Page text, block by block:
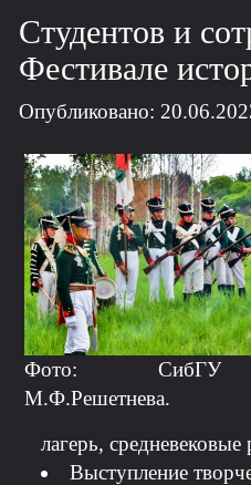
Студентов и
Фестивале
Опубликовано:
Фото: СибГУ
М.Ф.Решетнева.
лагерь,
Выступление